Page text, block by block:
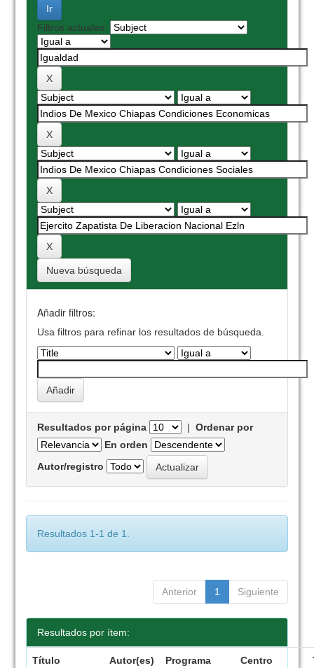
Filtros actuales:
Nueva búsqueda
Añadir filtros:
Usa filtros para refinar los resultados de búsqueda.
Resultados por página |Ordenar por
En orden
Autor/registro
Resultados 1-1 de 1.
Anterior 1 Siguiente
Resultados por ítem:
Título Autor(es)
Programa
Centro